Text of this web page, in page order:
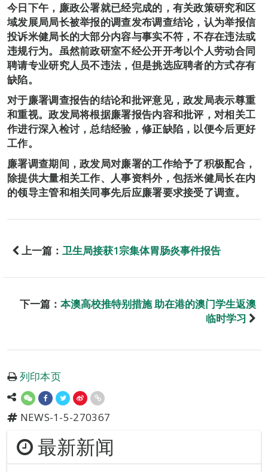
今日下午，廉政公署就已经完成的，有关政策研究和区
域发展局局长被举报的调查发布调查结论，认为举报信
投诉米健局长的大部分内容与事实不符，不存在违法或
违规行为。虽然前政研室不经公开开考以个人劳动合同
聘请专业研究人员不违法，但是挑选应聘者的方式存有
缺陷。
对于廉署调查报告的结论和批评意见，政发局表示尊重
和重视。政发局将根据廉署报告内容和批评，对相关工
作进行深入检讨，总结经验，修正缺陷，以便今后更好
工作。
廉署调查期间，政发局对廉署的工作给予了积极配合，
除提供大量相关工作、人事资料外，包括米健局长在内
的领导主管和相关同事先后应廉署要求接受了调查。
上一篇： 卫生局接获1宗集体胃肠炎事件报告
下一篇： 本澳高校推特别措施 助在港的澳门学生返澳
临时学习
列印本页
NEWS-1-5-270367
最新新闻